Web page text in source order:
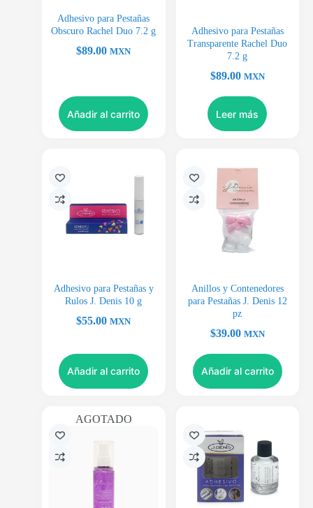
Adhesivo para Pestañas
Obscuro Rachel Duo 7.2 g
$89.00 MXN
Añadir al carrito
Adhesivo para Pestañas
Transparente Rachel Duo
7.2 g
$89.00 MXN
Leer más
Adhesivo para Pestañas y
Rulos J. Denis 10 g
$55.00 MXN
Añadir al carrito
Anillos y Contenedores
para Pestañas J. Denis 12
pz
$39.00 MXN
Añadir al carrito
AGOTADO